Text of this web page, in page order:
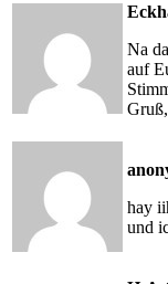
Na
auf
hay
und